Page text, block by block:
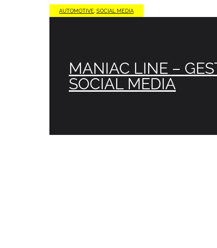
AUTOMOTIVE, SOCIAL MEDIA
MANIAC LINE –
SOCIAL MEDIA